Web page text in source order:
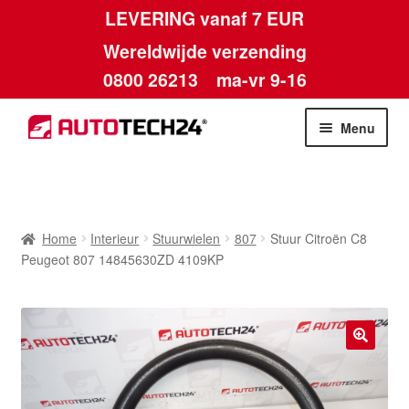
LEVERING vanaf 7 EUR
Wereldwijde verzending
0800 26213 ma-vr 9-16
Skip
to
Skip
to
Menu
Home Interieur Stuurwielen 807
Stuur Citroën C8
Peugeot 807 14845630ZD 4109KP